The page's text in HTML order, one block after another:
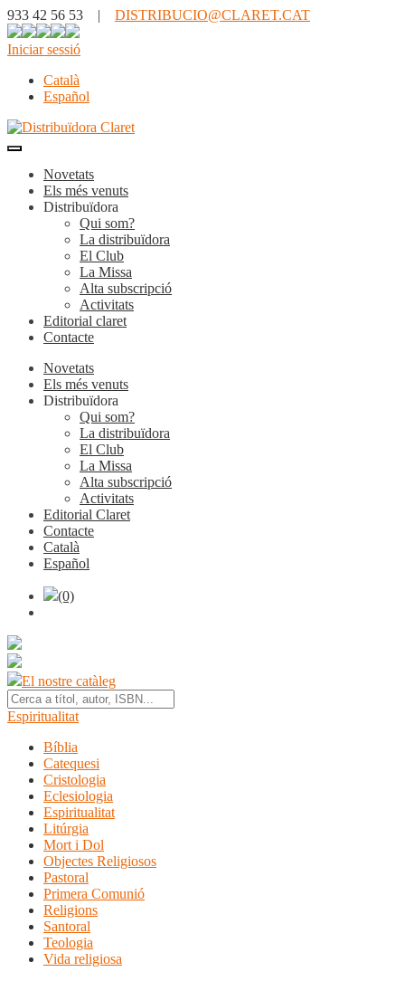
933 42 56 53 | DISTRIBUCIO@CLARET.CAT
Iniciar sessió
Català
Español
Novetats
Els més venuts
Distribuïdora
Qui som?
La distribuïdora
El Club
La Missa
Alta subscripció
Activitats
Editorial claret
Contacte
Novetats
Els més venuts
Distribuïdora
Qui som?
La distribuïdora
El Club
La Missa
Alta subscripció
Activitats
Editorial Claret
Contacte
Català
Español
(0)
El nostre catàleg
Espiritualitat
Bíblia
Catequesi
Cristologia
Eclesiologia
Espiritualitat
Litúrgia
Mort i Dol
Objectes Religiosos
Pastoral
Primera Comunió
Religions
Santoral
Teologia
Vida religiosa